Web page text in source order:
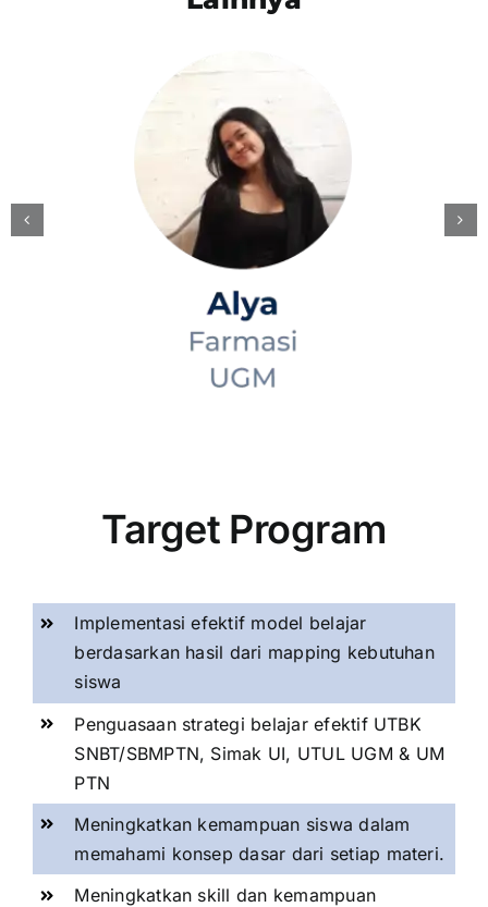
Target Program
Implementasi efektif model belajar
berdasarkan hasil dari mapping kebutuhan
siswa
Penguasaan strategi belajar efektif UTBK
SNBT/SBMPTN, Simak UI, UTUL UGM & UM
PTN
Meningkatkan kemampuan siswa dalam
memahami konsep dasar dari setiap materi.
Meningkatkan skill dan kemampuan